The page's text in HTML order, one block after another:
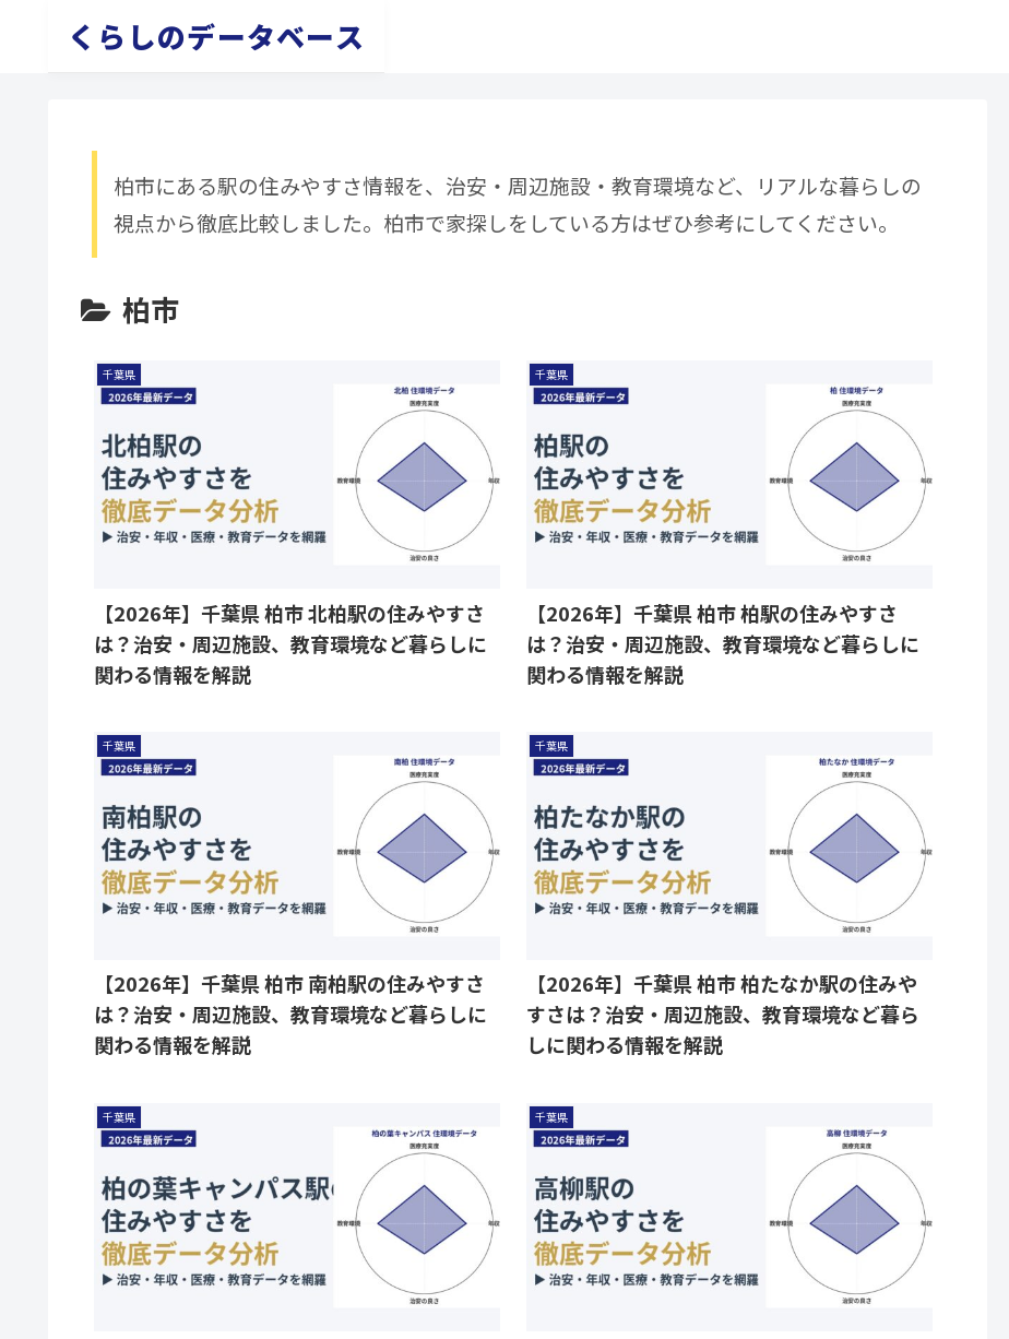
くらしのデータベース
柏市にある駅の住みやすさ情報を、治安・周辺施設・教育環境など、リアルな暮らしの
視点から徹底比較しました。柏市で家探しをしている方はぜひ参考にしてください。
柏市
千葉県
【2026年】千葉県 柏市 北柏駅の住みやすさ
は？治安・周辺施設、教育環境など暮らしに
関わる情報を解説
千葉県
【2026年】千葉県 柏市 柏駅の住みやすさ
は？治安・周辺施設、教育環境など暮らしに
関わる情報を解説
千葉県
【2026年】千葉県 柏市 南柏駅の住みやすさ
は？治安・周辺施設、教育環境など暮らしに
関わる情報を解説
千葉県
【2026年】千葉県 柏市 柏たなか駅の住みや
すさは？治安・周辺施設、教育環境など暮ら
しに関わる情報を解説
千葉県 千葉県